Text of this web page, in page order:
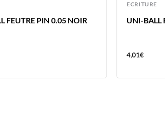
FEUTRE PIN 0.05 NOIR
ECRITURE
UNI-BALL
4,01€